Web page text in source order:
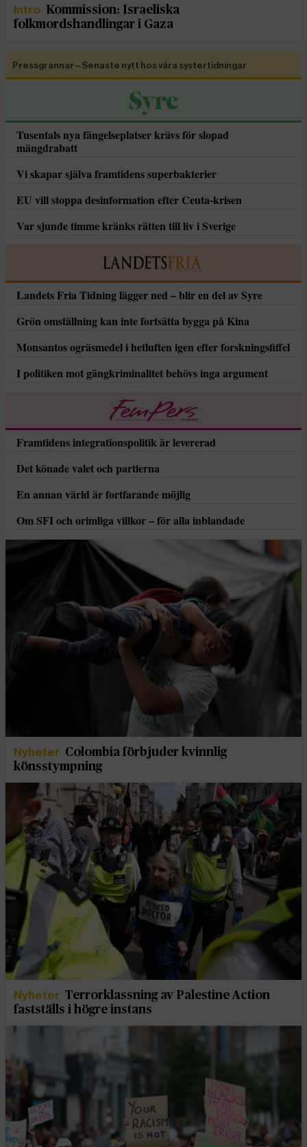
Intro
Kommission: Israeliska
folkmordshandlingar i Gaza
Pressgrannar – Senaste nytt hos våra systertidningar
Tusentals nya fängelseplatser krävs för slopad
mängdrabatt
Vi skapar själva framtidens superbakterier
EU vill stoppa desinformation efter Ceuta-krisen
Var sjunde timme kränks rätten till liv i Sverige
Landets Fria Tidning lägger ned – blir en del av Syre
Grön omställning kan inte fortsätta bygga på Kina
Monsantos ogräsmedel i hetluften igen efter forskningsfiffel
I politiken mot gängkriminalitet behövs inga argument
Framtidens integrationspolitik är levererad
Det könade valet och partierna
En annan värld är fortfarande möjlig
Om SFI och orimliga villkor – för alla inblandade
Nyheter Colombia förbjuder kvinnlig
könsstympning
Nyheter Terrorklassning av Palestine Action
fastställs i högre instans